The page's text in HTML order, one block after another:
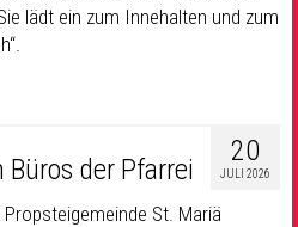
lädt ein zum Innehalten und zum
20
JULI 2026
der Pfarrei
St. Mariä